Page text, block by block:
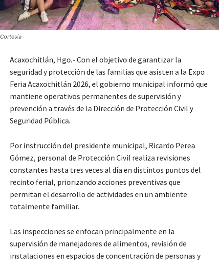
Cortesía
Acaxochitlán, Hgo.- Con el objetivo de garantizar la
seguridad y protección de las familias que asisten a la Expo
Feria Acaxochitlán 2026, el gobierno municipal informó que
mantiene operativos permanentes de supervisión y
prevención a través de la Dirección de Protección Civil y
Seguridad Pública.
Por instrucción del presidente municipal, Ricardo Perea
Gómez, personal de Protección Civil realiza revisiones
constantes hasta tres veces al día en distintos puntos del
recinto ferial, priorizando acciones preventivas que
permitan el desarrollo de actividades en un ambiente
totalmente familiar.
Las inspecciones se enfocan principalmente en la
supervisión de manejadores de alimentos, revisión de
instalaciones en espacios de concentración de personas y